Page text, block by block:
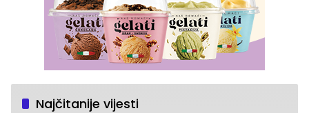
Najčitanije vijesti